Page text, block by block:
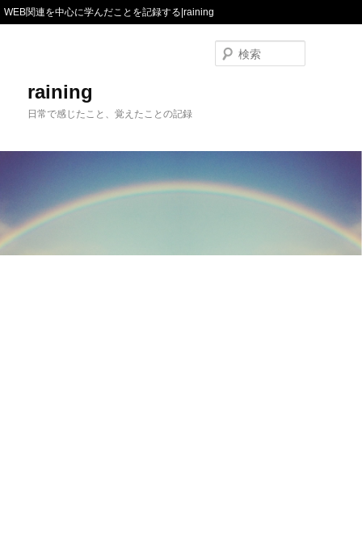
WEB関連を中心に学んだことを記録する|raining
raining
日常で感じたこと、覚えたことの記録